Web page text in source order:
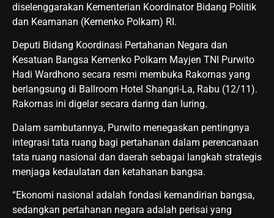
diselenggarakan Kementerian Koordinator Bidang Politik
dan Keamanan (Kemenko Polkam) RI.
Deputi Bidang Koordinasi Pertahanan Negara dan
Kesatuan Bangsa Kemenko Polkam Mayjen TNI Purwito
Hadi Wardhono secara resmi membuka Rakornas yang
berlangsung di Ballroom Hotel Shangri-La, Rabu (12/11).
Rakornas ini digelar secara daring dan luring.
Dalam sambutannya, Purwito menegaskan pentingnya
integrasi tata ruang bagi pertahanan dalam perencanaan
tata ruang nasional dan daerah sebagai langkah strategis
menjaga kedaulatan dan ketahanan bangsa.
“Ekonomi nasional adalah fondasi kemandirian bangsa,
sedangkan pertahanan negara adalah perisai yang